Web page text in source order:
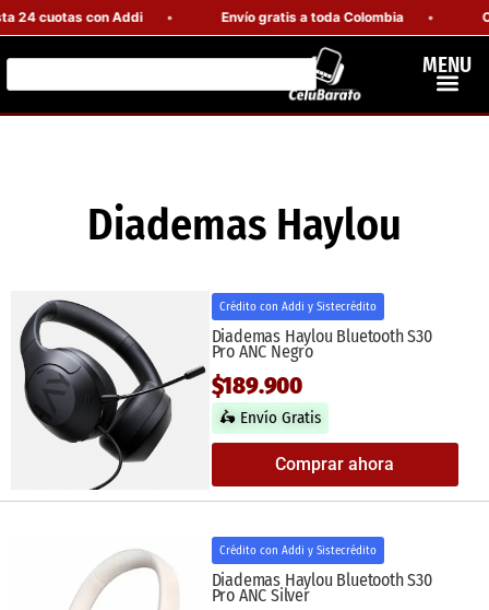
24 cuotas con Addi Envío gratis a toda Colombia
MENU
Diademas Haylou
Crédito con Addi y Sistecrédito
Diademas Haylou Bluetooth S30
Pro ANC Negro
$189.900
🛵 Envío Gratis
Comprar ahora
Crédito con Addi y Sistecrédito
Diademas Haylou Bluetooth S30
Pro ANC Silver